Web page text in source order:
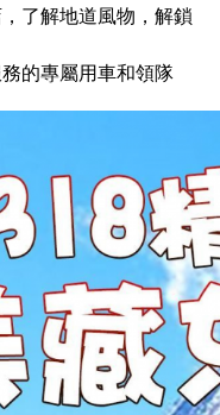
了解地道風物，解鎖
的專屬用車和領隊